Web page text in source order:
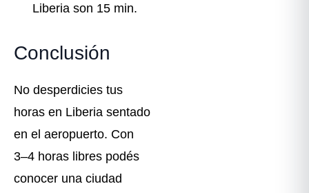
Liberia son 15 min.
Conclusión
No desperdicies tus
horas en Liberia sentado
en el aeropuerto. Con
3–4 horas libres podés
conocer una ciudad